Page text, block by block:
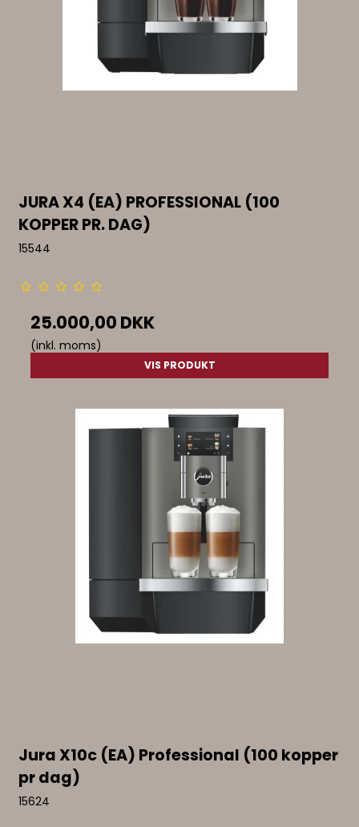
JURA X4 (EA) PROFESSIONAL (100
KOPPER PR. DAG)
15544
25.000,00 DKK
(inkl. moms)
VIS PRODUKT
Jura X10c (EA) Professional (100 kopper
pr dag)
15624